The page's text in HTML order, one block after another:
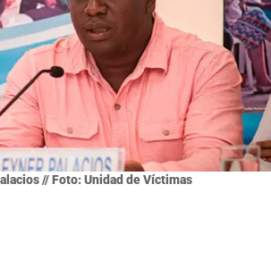
// Foto: Unidad de Víctimas